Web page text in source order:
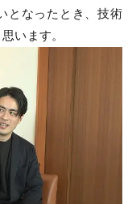
となったとき、技術
います。